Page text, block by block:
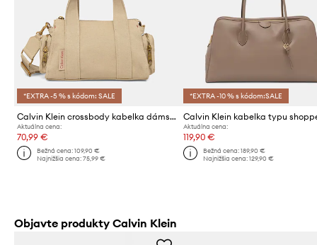
*EXTRA -5 % s kódom: SALE
Calvin Klein crossbody kabelka dámska bavlnená
Aktuálna cena:
70,99 €
Bežná cena:109,90 €
Najnižšia cena:75,99 €
*EXTRA -10 % s kódom:SALE
Aktuálna cena:
119,90 €
Bežná cena: 189,90 €
Najnižšia cena: 129,90 €
Objavte produkty Calvin Klein